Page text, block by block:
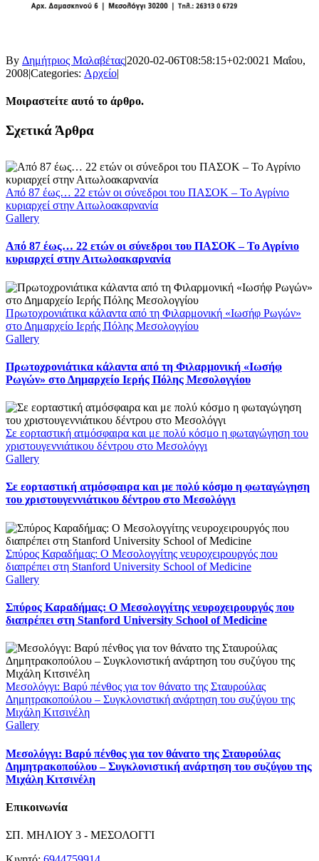
By Δημήτριος Μαλαβέτας|2020-02-06T08:58:15+02:0021 Μαΐου,
2008|Categories: Αρχείο|
Μοιραστείτε αυτό το άρθρο.
Facebook
X
LinkedIn
WhatsApp
Email
Σχετικά Άρθρα
Από 87 έως… 22 ετών οι σύνεδροι του ΠΑΣΟΚ – Το Αγρίνιο
κυριαρχεί στην Αιτωλοακαρνανία
Gallery
Από 87 έως… 22 ετών οι σύνεδροι του ΠΑΣΟΚ – Το Αγρίνιο
κυριαρχεί στην Αιτωλοακαρνανία
Πρωτοχρονιάτικα κάλαντα από τη Φιλαρμονική «Ιωσήφ Ρωγών»
στο Δημαρχείο Ιερής Πόλης Μεσολογγίου
Gallery
Πρωτοχρονιάτικα κάλαντα από τη Φιλαρμονική «Ιωσήφ
Ρωγών» στο Δημαρχείο Ιερής Πόλης Μεσολογγίου
Σε εορταστική ατμόσφαιρα και με πολύ κόσμο η φωταγώγηση του
χριστουγεννιάτικου δέντρου στο Μεσολόγγι
Gallery
Σε εορταστική ατμόσφαιρα και με πολύ κόσμο η φωταγώγηση
του χριστουγεννιάτικου δέντρου στο Μεσολόγγι
Σπύρος Καραδήμας: Ο Μεσολογγίτης νευροχειρουργός που
διαπρέπει στη Stanford University School of Medicine
Gallery
Σπύρος Καραδήμας: Ο Μεσολογγίτης νευροχειρουργός που
διαπρέπει στη Stanford University School of Medicine
Μεσολόγγι: Βαρύ πένθος για τον θάνατο της Σταυρούλας
Δημητρακοπούλου – Συγκλονιστική ανάρτηση του συζύγου της
Μιχάλη Κιτσινέλη
Gallery
Μεσολόγγι: Βαρύ πένθος για τον θάνατο της Σταυρούλας
Δημητρακοπούλου – Συγκλονιστική ανάρτηση του συζύγου της
Μιχάλη Κιτσινέλη
Επικοινωνία
ΣΠ. ΜΗΛΙΟΥ 3 - ΜΕΣΟΛΟΓΓΙ